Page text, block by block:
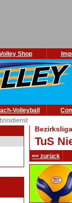
Shop
Volleyball
TuS
<< zurück